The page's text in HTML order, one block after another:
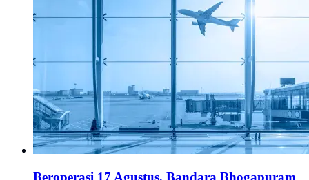
Beroperasi 17 Agustus, Bandara Bhogapuram